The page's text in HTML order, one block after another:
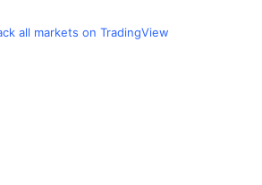
all markets on TradingView